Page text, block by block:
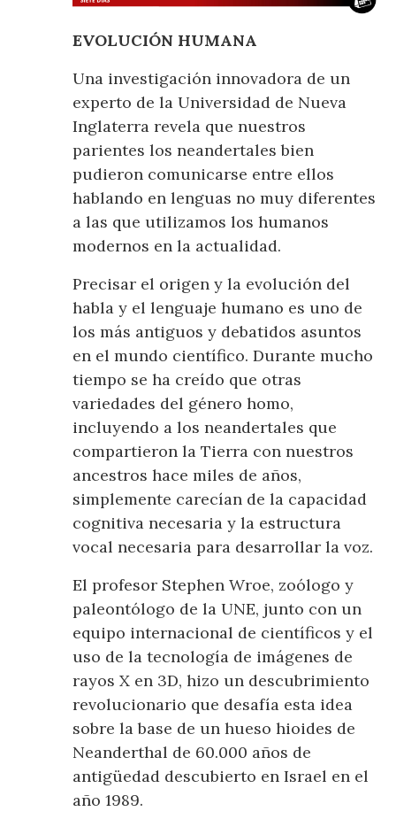
EVOLUCIÓN HUMANA
Una investigación innovadora de un
experto de la Universidad de Nueva
Inglaterra revela que nuestros
parientes los neandertales bien
pudieron comunicarse entre ellos
hablando en lenguas no muy diferentes
a las que utilizamos los humanos
modernos en la actualidad.
Precisar el origen y la evolución del
habla y el lenguaje humano es uno de
los más antiguos y debatidos asuntos
en el mundo científico. Durante mucho
tiempo se ha creído que otras
variedades del género homo,
incluyendo a los neandertales que
compartieron la Tierra con nuestros
ancestros hace miles de años,
simplemente carecían de la capacidad
cognitiva necesaria y la estructura
vocal necesaria para desarrollar la voz.
El profesor Stephen Wroe, zoólogo y
paleontólogo de la UNE, junto con un
equipo internacional de científicos y el
uso de la tecnología de imágenes de
rayos X en 3D, hizo un descubrimiento
revolucionario que desafía esta idea
sobre la base de un hueso hioides de
Neanderthal de 60.000 años de
antigüedad descubierto en Israel en el
año 1989.